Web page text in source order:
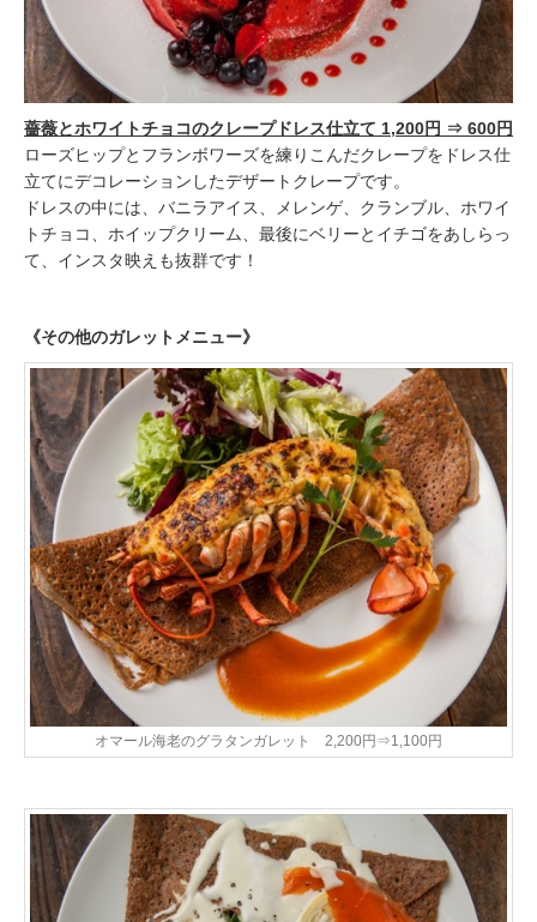
薔薇とホワイトチョコのクレープドレス仕立て 1,200円 ⇒ 600円
ローズヒップとフランボワーズを練りこんだクレープをドレス仕
立てにデコレーションしたデザートクレープです。
ドレスの中には、バニラアイス、メレンゲ、クランブル、ホワイ
トチョコ、ホイップクリーム、最後にベリーとイチゴをあしらっ
て、インスタ映えも抜群です！
《その他のガレットメニュー》
オマール海老のグラタンガレット 2,200円⇒1,100円